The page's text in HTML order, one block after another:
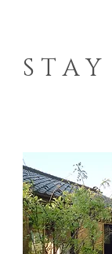
S T A Y